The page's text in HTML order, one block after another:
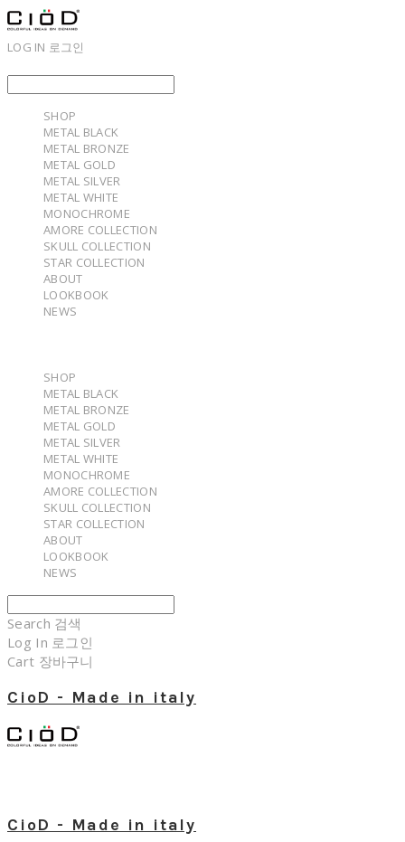
LOG IN 로그인
SHOP
METAL BLACK
METAL BRONZE
METAL GOLD
METAL SILVER
METAL WHITE
MONOCHROME
AMORE COLLECTION
SKULL COLLECTION
STAR COLLECTION
ABOUT
LOOKBOOK
NEWS
SHOP
METAL BLACK
METAL BRONZE
METAL GOLD
METAL SILVER
METAL WHITE
MONOCHROME
AMORE COLLECTION
SKULL COLLECTION
STAR COLLECTION
ABOUT
LOOKBOOK
NEWS
Search 검색
Log In 로그인
Cart 장바구니
CioD - Made in italy
CioD - Made in italy